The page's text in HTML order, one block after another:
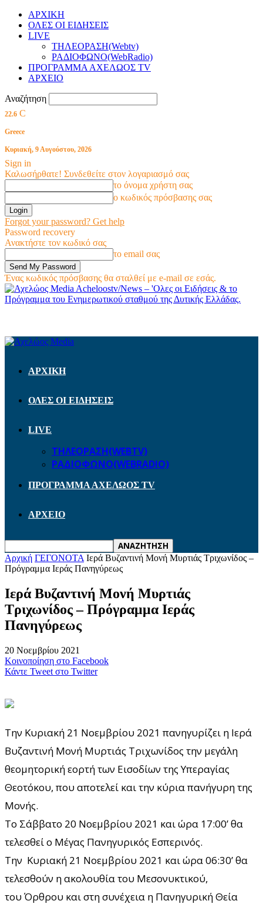
ΑΡΧΙΚΗ
ΟΛΕΣ ΟΙ ΕΙΔΗΣΕΙΣ
LIVE
ΤΗΛΕΟΡΑΣΗ(Webtv)
ΡΑΔΙΟΦΩΝΟ(WebRadio)
ΠΡΟΓΡΑΜΜΑ ΑΧΕΛΩΟΣ TV
ΑΡΧΕΙΟ
Αναζήτηση
22.6 C
Greece
Κυριακή, 9 Αυγούστου, 2026
Sign in
Καλωσήρθατε! Συνδεθείτε στον λογαριασμό σας
το όνομα χρήστη σας
ο κωδικός πρόσβασης σας
Forgot your password? Get help
Password recovery
Ανακτήστε τον κωδικό σας
το email σας
Ένας κωδικός πρόσβασης θα σταλθεί με e-mail σε εσάς.
Acheloostv/News – 'Ολες οι Ειδήσεις & το
Πρόγραμμα του Ενημερωτικού σταθμού της Δυτικής Ελλάδας.
ΑΡΧΙΚΗ
ΟΛΕΣ ΟΙ ΕΙΔΗΣΕΙΣ
LIVE
ΤΗΛΕΟΡΑΣΗ(WEBTV)
ΡΑΔΙΟΦΩΝΟ(WEBRADIO)
ΠΡΟΓΡΑΜΜΑ ΑΧΕΛΩΟΣ TV
ΑΡΧΕΙΟ
Αρχική ΓΕΓΟΝΟΤΑ Ιερά Βυζαντινή Μονή Μυρτιάς Τριχωνίδος –
Πρόγραμμα Ιεράς Πανηγύρεως
Ιερά Βυζαντινή Μονή Μυρτιάς
Τριχωνίδος – Πρόγραμμα Ιεράς
Πανηγύρεως
20 Νοεμβρίου 2021
Κοινοποίηση στο Facebook
Κάντε Tweet στο Twitter
Την Κυριακή 21 Νοεμβρίου 2021 πανηγυρίζει η Ιερά
Βυζαντινή Μονή Μυρτιάς Τριχωνίδος την μεγάλη
θεομητορική εορτή των Εισοδίων της Υπεραγίας
Θεοτόκου, που αποτελεί και την κύρια πανήγυρη της
Μονής.
Το Σάββατο 20 Νοεμβρίου 2021 και ώρα 17:00’ θα
τελεσθεί ο Μέγας Πανηγυρικός Εσπερινός.
Την Κυριακή 21 Νοεμβρίου 2021 και ώρα 06:30’ θα
τελεσθούν η ακολουθία του Μεσονυκτικού,
του Όρθρου και στη συνέχεια η Πανηγυρική Θεία